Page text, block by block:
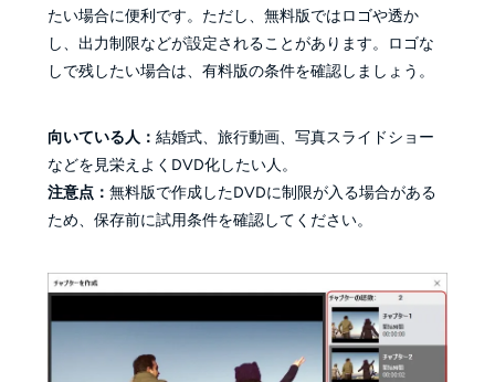
たい場合に便利です。ただし、無料版ではロゴや透か
し、出力制限などが設定されることがあります。ロゴな
しで残したい場合は、有料版の条件を確認しましょう。
向いている人： 結婚式、旅行動画、写真スライドショー
などを見栄えよくDVD化したい人。
注意点： 無料版で作成したDVDに制限が入る場合がある
ため、保存前に試用条件を確認してください。